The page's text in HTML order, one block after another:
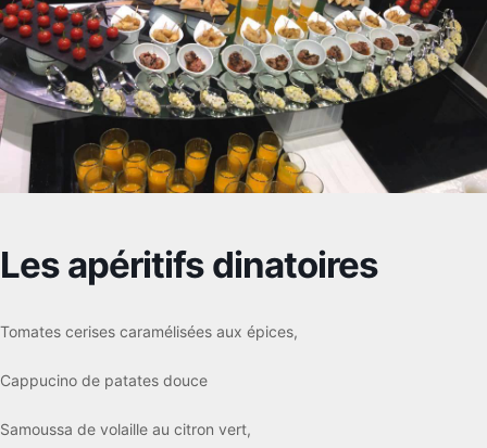
Les apéritifs dinatoires
Tomates cerises caramélisées aux épices,
Cappucino de patates douce
Samoussa de volaille au citron vert,